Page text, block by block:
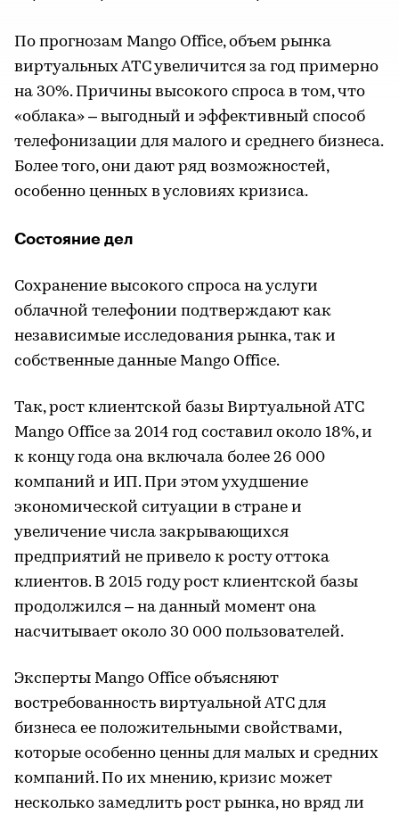
По прогнозам Mango Office, объем рынка
виртуальных АТС увеличится за год примерно
на 30%. Причины высокого спроса в том, что
«облака» – выгодный и эффективный способ
телефонизации для малого и среднего бизнеса.
Более того, они дают ряд возможностей,
особенно ценных в условиях кризиса.
Состояние дел
Сохранение высокого спроса на услуги
облачной телефонии подтверждают как
независимые исследования рынка, так и
собственные данные Mango Office.
Так, рост клиентской базы Виртуальной АТС
Mango Office за 2014 год составил около 18%, и
к концу года она включала более 26 000
компаний и ИП. При этом ухудшение
экономической ситуации в стране и
увеличение числа закрывающихся
предприятий не привело к росту оттока
клиентов. В 2015 году рост клиентской базы
продолжился – на данный момент она
насчитывает около 30 000 пользователей.
Эксперты Mango Office объясняют
востребованность виртуальной АТС для
бизнеса ее положительными свойствами,
которые особенно ценны для малых и средних
компаний. По их мнению, кризис может
несколько замедлить рост рынка, но вряд ли